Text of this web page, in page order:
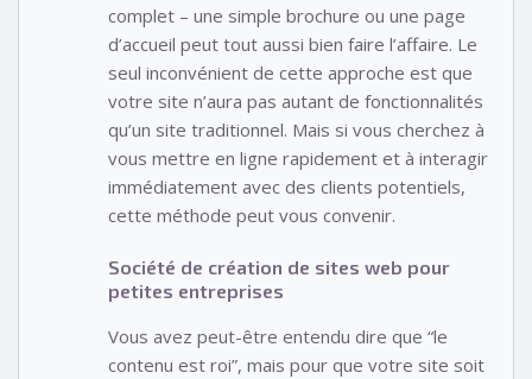
complet – une simple brochure ou une page
d’accueil peut tout aussi bien faire l’affaire. Le
seul inconvénient de cette approche est que
votre site n’aura pas autant de fonctionnalités
qu’un site traditionnel. Mais si vous cherchez à
vous mettre en ligne rapidement et à interagir
immédiatement avec des clients potentiels,
cette méthode peut vous convenir.
Société de création de sites web pour
petites entreprises
Vous avez peut-être entendu dire que “le
contenu est roi”, mais pour que votre site soit